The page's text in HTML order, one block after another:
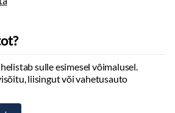
sulle esimesel võimalusel.
liisingut või vahetusauto